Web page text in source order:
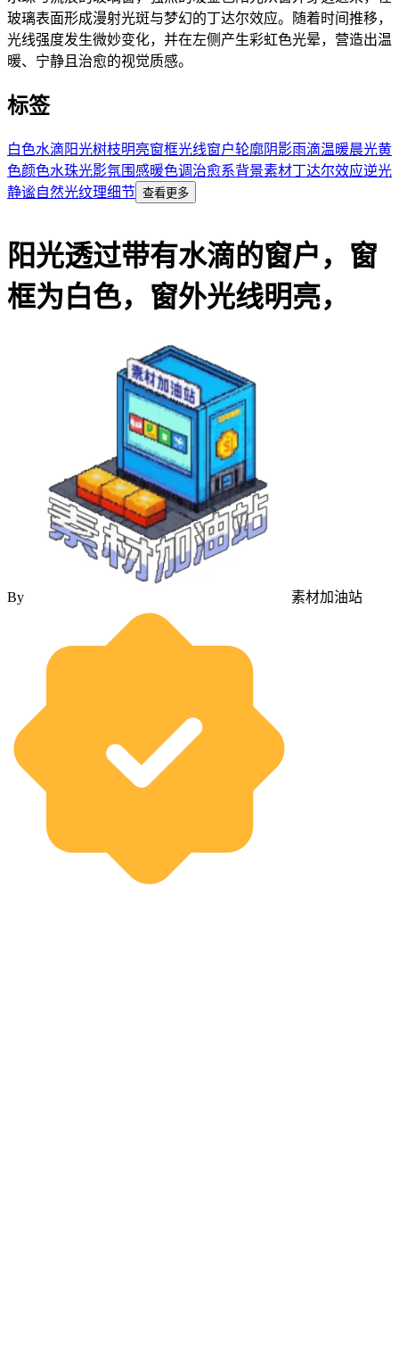
玻璃表面形成漫射光斑与梦幻的丁达尔效应。随着时间推移，
光线强度发生微妙变化，并在左侧产生彩虹色光晕，营造出温
暖、宁静且治愈的视觉质感。
标签
白色水滴 阳光树枝明亮窗框光线窗户轮廓阴影雨滴温暖晨光黄
色颜色水珠光影氛围感暖色调 治愈系背景素材丁达尔效应逆光
静谧自然光纹理细节 查看更多
阳光透过带有水滴的窗户，窗
框为白色，窗外光线明亮，
By 素材加油站